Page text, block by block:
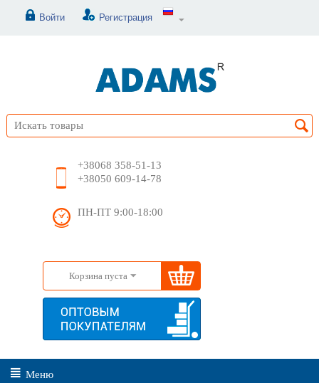
Войти Регистрация
+38068 358-51-13
+38050 609-14-78
ПН-ПТ 9:00-18:00
Корзина пуста
Меню